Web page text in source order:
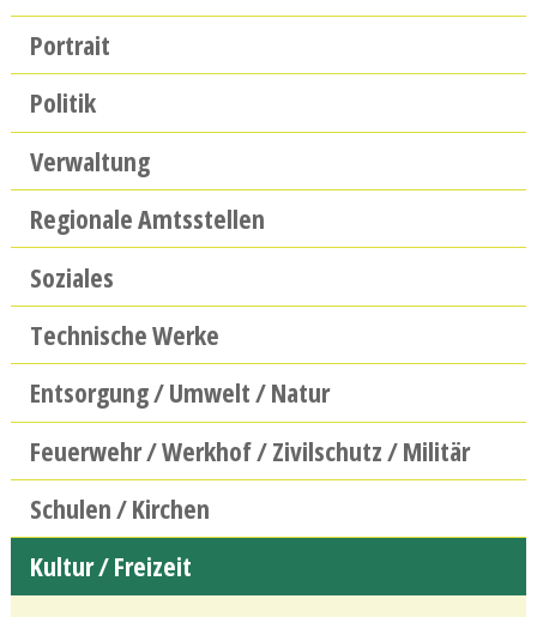
Hauptnavigation
Portrait
Politik
Verwaltung
Regionale Amtsstellen
Soziales
Technische Werke
Entsorgung / Umwelt / Natur
Feuerwehr / Werkhof / Zivilschutz / Militär
Schulen / Kirchen
Kultur / Freizeit